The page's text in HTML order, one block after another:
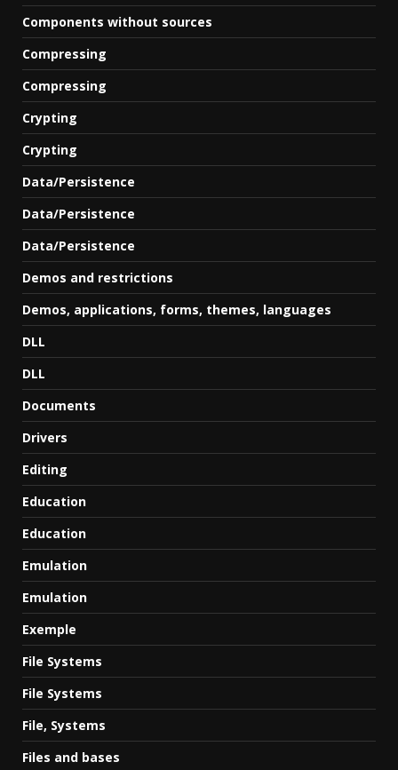
Components without sources
Compressing
Compressing
Crypting
Crypting
Data/Persistence
Data/Persistence
Data/Persistence
Demos and restrictions
Demos, applications, forms, themes, languages
DLL
DLL
Documents
Drivers
Editing
Education
Education
Emulation
Emulation
Exemple
File Systems
File Systems
File, Systems
Files and bases